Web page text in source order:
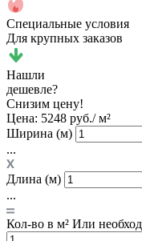
Специальные условия
Для крупных заказов
Нашли
дешевле?
Снизим цену!
Цена: 5248 руб./ м²
Ширина (м)
...
Длина (м)
...
Кол-во в м² Или